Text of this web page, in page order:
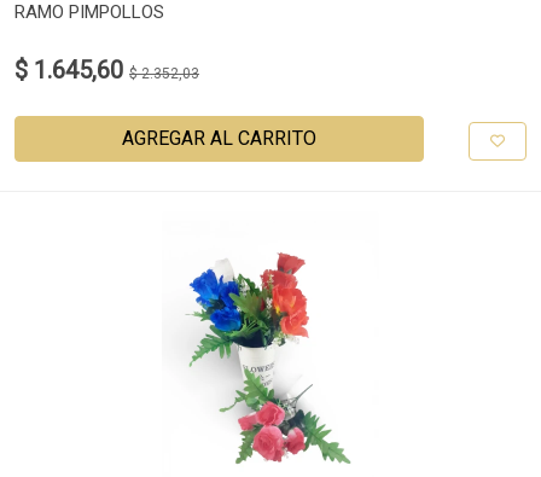
RAMO PIMPOLLOS
$ 1.645,60 $ 2.352,03
AGREGAR AL CARRITO